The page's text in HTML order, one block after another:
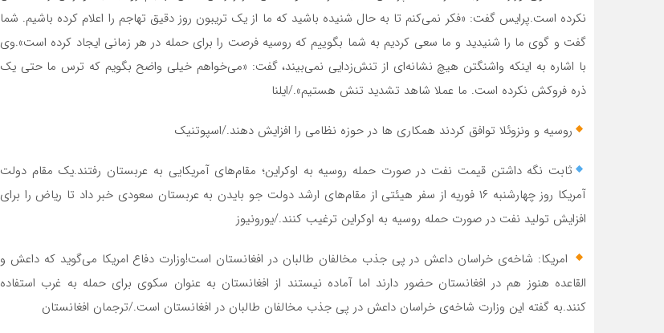
نکرده است.پرایس گفت: «فکر نمی‌کنم تا به حال شنیده باشید که ما از یک تریبون روز دقیق تهاجم را اعلام کرده باشیم. شما
گفت و گوی ما را شنیدید و ما سعی کردیم به شما بگوییم که روسیه فرصت را برای حمله در هر زمانی ایجاد کرده است».وی
با اشاره به اینکه واشنگتن هیچ نشانه‌ای از تنش‌زدایی نمی‌بیند، گفت: «می‌خواهم خیلی واضح بگویم که ترس ما حتی یک
ذره فروکش نکرده است. ما عملا شاهد تشدید تنش هستیم»./ایلنا
روسیه و ونزوئلا توافق کردند همکاری ها در حوزه نظامی را افزایش دهند./اسپوتنیک
ثابت نگه داشتن قیمت نفت در صورت حمله روسیه به اوکراین؛ مقام‌های آمریکایی به عربستان رفتند.یک مقام دولت
آمریکا روز چهارشنبه ۱۶ فوریه از سفر هیئتی از مقام‌های ارشد دولت جو بایدن به عربستان سعودی خبر داد تا ریاض را برای
افزایش تولید نفت در صورت حمله روسیه به اوکراین ترغیب کنند./یورونیوز
امریکا: شاخه‌ی خراسان داعش در پی جذب مخالفان طالبان در افغانستان است!وزارت دفاع امریکا می‌گوید که داعش و
القاعده هنوز هم در افغانستان حضور دارند اما آماده نیستند از افغانستان به عنوان سکوی برای حمله به غرب استفاده
کنند.به گفته این وزارت شاخه‌ی خراسان داعش در پی جذب مخالفان طالبان در افغانستان است./ترجمان افغانستان